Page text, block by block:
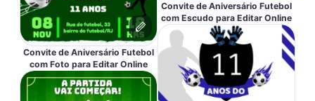
Convite de Aniversário Futebol
com Foto para Editar Online
Convite de Aniversário Futebol
com Escudo para Editar Online